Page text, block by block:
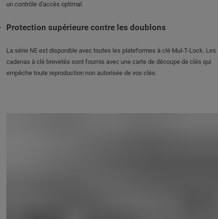
un contrôle d'accès optimal.
Protection supérieure contre les doublons
La série NE est disponible avec toutes les plateformes à clé Mul-T-Lock. Les
cadenas à clé brevetés sont fournis avec une carte de découpe de clés qui
empêche toute reproduction non autorisée de vos clés.